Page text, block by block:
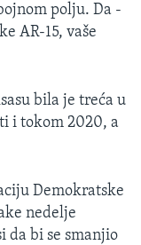
polju. Da -
AR-15, vaše
bila je treća u
i tokom 2020, a
Demokratske
nedelje
da bi se smanjio